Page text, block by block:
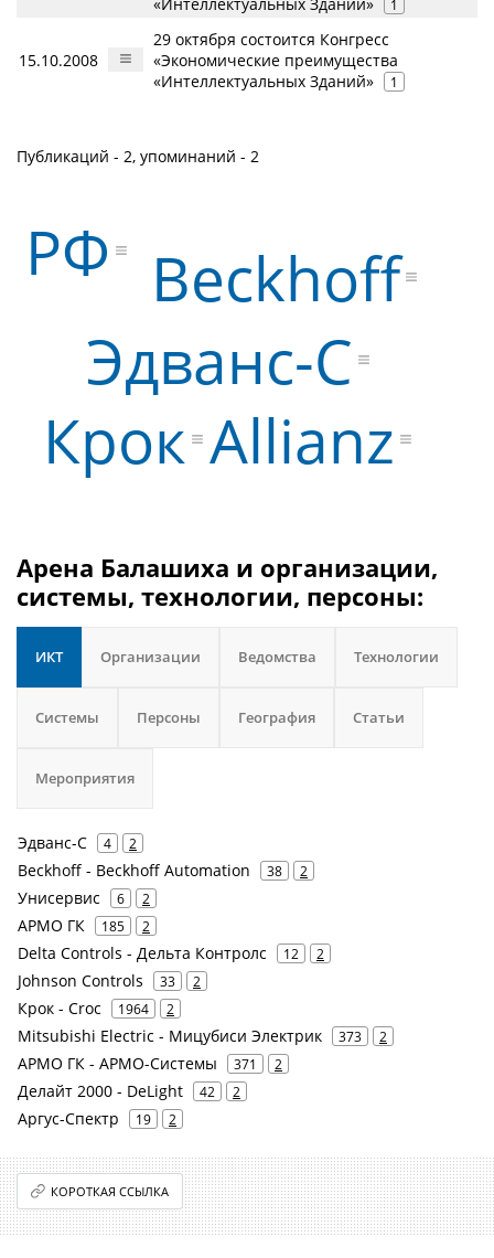
1
15.10.2008
29 октября состоится Конгресс
«Экономические преимущества
«Интеллектуальных Зданий»
1
Публикаций - 2, упоминаний - 2
Эдванс-С
Beckhoff
Крок Allianz
РФ
Арена Балашиха и организации,
системы, технологии, персоны:
ИКТ Организации Ведомства Технологии
Системы Персоны География Статьи
Мероприятия
Эдванс-С 4 2
Beckhoff - Beckhoff Automation 38 2
Унисервис 6 2
АРМО ГК 185 2
Delta Controls - Дельта Контролс 12 2
Johnson Controls 33 2
Крок - Croc 1964 2
Mitsubishi Electric - Мицубиси Электрик 373 2
АРМО ГК - АРМО-Системы 371 2
Делайт 2000 - DeLight 42 2
Аргус-Спектр 19 2
КОРОТКАЯ ССЫЛКА